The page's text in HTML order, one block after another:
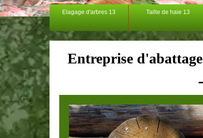
Elagage d'arbres 13 Taille de haie 13
Entreprise